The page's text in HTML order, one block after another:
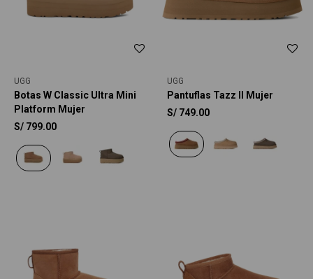
UGG
Botas W Classic Ultra Mini
Platform Mujer
S/ 799.00
UGG
Pantuflas Tazz II Mujer
S/ 749.00